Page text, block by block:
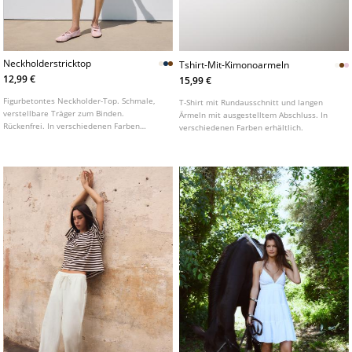
Neckholderstricktop
12,99 €
Figurbetontes Neckholder-Top. Schmale,
verstellbare Träger zum Binden.
Rückenfrei. In verschiedenen Farben
Tshirt-Mit-Kimonoarmeln
15,99 €
T-Shirt mit Rundausschnitt und langen
Ärmeln mit ausgestelltem Abschluss. In
verschiedenen Farben erhältlich.